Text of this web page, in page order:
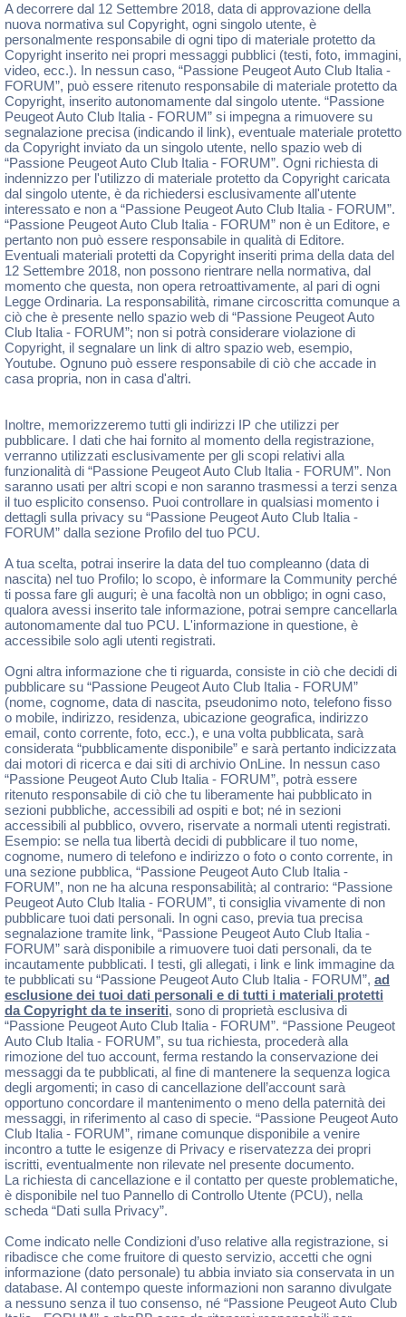
A decorrere dal 12 Settembre 2018, data di approvazione della
nuova normativa sul Copyright, ogni singolo utente, è
personalmente responsabile di ogni tipo di materiale protetto da
Copyright inserito nei propri messaggi pubblici (testi, foto, immagini,
video, ecc.). In nessun caso, “Passione Peugeot Auto Club Italia -
FORUM”, può essere ritenuto responsabile di materiale protetto da
Copyright, inserito autonomamente dal singolo utente. “Passione
Peugeot Auto Club Italia - FORUM” si impegna a rimuovere su
segnalazione precisa (indicando il link), eventuale materiale protetto
da Copyright inviato da un singolo utente, nello spazio web di
“Passione Peugeot Auto Club Italia - FORUM”. Ogni richiesta di
indennizzo per l'utilizzo di materiale protetto da Copyright caricata
dal singolo utente, è da richiedersi esclusivamente all'utente
interessato e non a “Passione Peugeot Auto Club Italia - FORUM”.
“Passione Peugeot Auto Club Italia - FORUM” non è un Editore, e
pertanto non può essere responsabile in qualità di Editore.
Eventuali materiali protetti da Copyright inseriti prima della data del
12 Settembre 2018, non possono rientrare nella normativa, dal
momento che questa, non opera retroattivamente, al pari di ogni
Legge Ordinaria. La responsabilità, rimane circoscritta comunque a
ciò che è presente nello spazio web di “Passione Peugeot Auto
Club Italia - FORUM”; non si potrà considerare violazione di
Copyright, il segnalare un link di altro spazio web, esempio,
Youtube. Ognuno può essere responsabile di ciò che accade in
casa propria, non in casa d'altri.
Inoltre, memorizzeremo tutti gli indirizzi IP che utilizzi per
pubblicare. I dati che hai fornito al momento della registrazione,
verranno utilizzati esclusivamente per gli scopi relativi alla
funzionalità di “Passione Peugeot Auto Club Italia - FORUM”. Non
saranno usati per altri scopi e non saranno trasmessi a terzi senza
il tuo esplicito consenso. Puoi controllare in qualsiasi momento i
dettagli sulla privacy su “Passione Peugeot Auto Club Italia -
FORUM” dalla sezione Profilo del tuo PCU.
A tua scelta, potrai inserire la data del tuo compleanno (data di
nascita) nel tuo Profilo; lo scopo, è informare la Community perché
ti possa fare gli auguri; è una facoltà non un obbligo; in ogni caso,
qualora avessi inserito tale informazione, potrai sempre cancellarla
autonomamente dal tuo PCU. L'informazione in questione, è
accessibile solo agli utenti registrati.
Ogni altra informazione che ti riguarda, consiste in ciò che decidi di
pubblicare su “Passione Peugeot Auto Club Italia - FORUM”
(nome, cognome, data di nascita, pseudonimo noto, telefono fisso
o mobile, indirizzo, residenza, ubicazione geografica, indirizzo
email, conto corrente, foto, ecc.), e una volta pubblicata, sarà
considerata “pubblicamente disponibile” e sarà pertanto indicizzata
dai motori di ricerca e dai siti di archivio OnLine. In nessun caso
“Passione Peugeot Auto Club Italia - FORUM”, potrà essere
ritenuto responsabile di ciò che tu liberamente hai pubblicato in
sezioni pubbliche, accessibili ad ospiti e bot; né in sezioni
accessibili al pubblico, ovvero, riservate a normali utenti registrati.
Esempio: se nella tua libertà decidi di pubblicare il tuo nome,
cognome, numero di telefono e indirizzo o foto o conto corrente, in
una sezione pubblica, “Passione Peugeot Auto Club Italia -
FORUM”, non ne ha alcuna responsabilità; al contrario: “Passione
Peugeot Auto Club Italia - FORUM”, ti consiglia vivamente di non
pubblicare tuoi dati personali. In ogni caso, previa tua precisa
segnalazione tramite link, “Passione Peugeot Auto Club Italia -
FORUM” sarà disponibile a rimuovere tuoi dati personali, da te
incautamente pubblicati. I testi, gli allegati, i link e link immagine da
te pubblicati su “Passione Peugeot Auto Club Italia - FORUM”, ad
esclusione dei tuoi dati personali e di tutti i materiali protetti
da Copyright da te inseriti, sono di proprietà esclusiva di
“Passione Peugeot Auto Club Italia - FORUM”. “Passione Peugeot
Auto Club Italia - FORUM”, su tua richiesta, procederà alla
rimozione del tuo account, ferma restando la conservazione dei
messaggi da te pubblicati, al fine di mantenere la sequenza logica
degli argomenti; in caso di cancellazione dell’account sarà
opportuno concordare il mantenimento o meno della paternità dei
messaggi, in riferimento al caso di specie. “Passione Peugeot Auto
Club Italia - FORUM”, rimane comunque disponibile a venire
incontro a tutte le esigenze di Privacy e riservatezza dei propri
iscritti, eventualmente non rilevate nel presente documento.
La richiesta di cancellazione e il contatto per queste problematiche,
è disponibile nel tuo Pannello di Controllo Utente (PCU), nella
scheda “Dati sulla Privacy”.
Come indicato nelle Condizioni d’uso relative alla registrazione, si
ribadisce che come fruitore di questo servizio, accetti che ogni
informazione (dato personale) tu abbia inviato sia conservata in un
database. Al contempo queste informazioni non saranno divulgate
a nessuno senza il tuo consenso, né “Passione Peugeot Auto Club